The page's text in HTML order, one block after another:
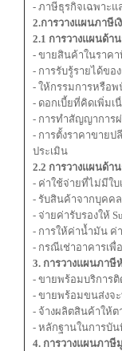
- ภาษีธุรกิจเฉพาะแ
2.การวางแผนภาษี
2.1 การวางแผนด้า
- ขายสินค้าในราค
- การรับรู้รายได้ขอ
- ให้กรรมการหรือ
- ดอกเบี้ยที่คิดเพิ่มเ
- การทำสัญญาการผ่
- การตั้งราคาขายป
ประเมิน
2.2 การวางแผนด้า
- ค่าใช้จ่ายที่ไม่มีใบ
- รับสินค้าจากบุคคล
- จ่ายค่ารับรองให้
- การให้ค่าน้ำมัน ค่
- กรณีเช่าอาคารเพื่
3. การวางแผนภา
- ขายพร้อมบริการ
- ขายพร้อมขนส่งจ
- จ้างผลิตสินค้าให้ต
- หลักฐานในการบั
4. การวางแผนภาษี